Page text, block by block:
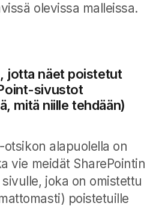
olevissa malleissa.
jotta näet poistetut
sivustot
mitä niille tehdään)
alapuolella on
vie meidät SharePointin
joka on omistettu
poistetuille